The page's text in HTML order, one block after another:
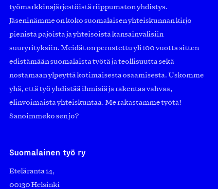
työmarkkinajärjestöistä riippumaton yhdistys.
Jäseninämme on koko suomalaisen yhteiskunnan kirjo
pienistä pajoista ja yhteisöistä kansainvälisiin
suuryrityksiin. Meidät on perustettu yli 100 vuotta sitten
edistämään suomalaista työtä ja teollisuutta sekä
nostamaan ylpeyttä kotimaisesta osaamisesta. Uskomme
yhä, että työ yhdistää ihmisiä ja rakentaa vahvaa,
elinvoimaista yhteiskuntaa. Me rakastamme työtä!
Sanoimmeko sen jo?
Suomalainen työ ry
Eteläranta 14,
00130 Helsinki